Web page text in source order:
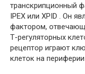
транскрипционный
IPEX или XPID . Он
фактором,
Т-регуляторных
рецептор играют
клеток на периферии .